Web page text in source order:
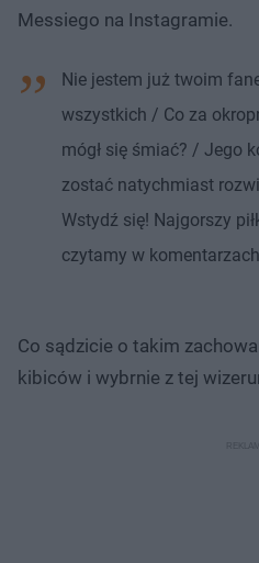
Messiego na Instagramie.
Nie jestem już twoim
wszystkich / Co za
mógł się śmiać? / Jego
zostać natychmiast
Wstydź się! Najgorszy
czytamy w
Co sądzicie o takim
kibiców i wybrnie z tej